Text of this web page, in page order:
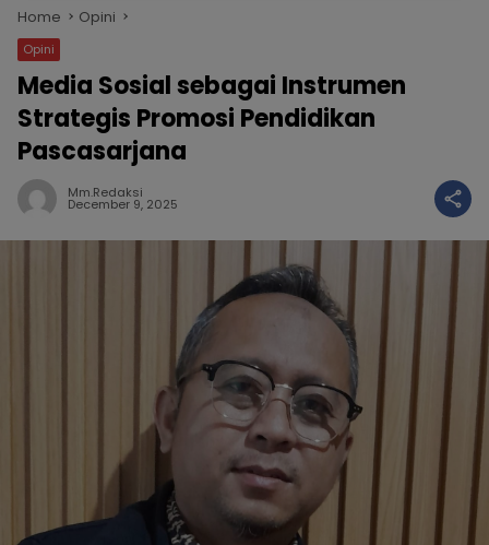
Home Opini
Opini
Media Sosial sebagai Instrumen
Strategis Promosi Pendidikan
Pascasarjana
Mm.redaksi
December 9, 2025